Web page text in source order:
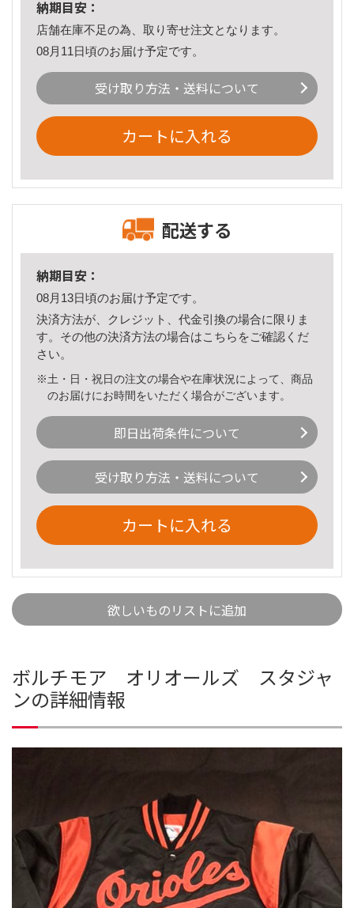
納期目安：
店舗在庫不足の為、取り寄せ注文となります。
08月11日頃のお届け予定です。
受け取り方法・送料について
カートに入れる
配送する
納期目安：
08月13日頃のお届け予定です。
決済方法が、クレジット、代金引換の場合に限りま
す。その他の決済方法の場合はこちら をご確認くだ
さい。
※土・日・祝日の注文の場合や在庫状況によって、商品
のお届けにお時間をいただく場合がございます。
即日出荷条件について
受け取り方法・送料について
カートに入れる
欲しいものリストに追加
ボルチモア オリオールズ スタジャ
ンの詳細情報